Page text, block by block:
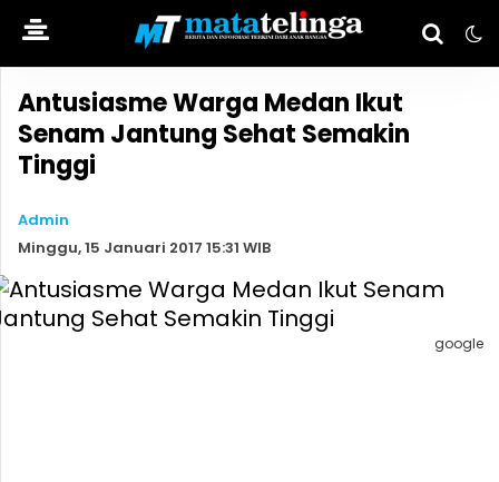
Antusiasme Warga Medan Ikut
Senam Jantung Sehat Semakin
Tinggi
Admin
Minggu, 15 Januari 2017 15:31 WIB
google